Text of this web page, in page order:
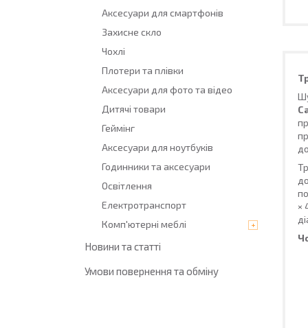
×
Аксесуари для смартфонів
Захисне скло
Чохлі
Плотери та плівки
Аксесуари для фото та відео
Дитячі товари
Геймінг
Аксесуари для ноутбуків
Годинники та аксесуари
Освітлення
Електротранспорт
Комп'ютерні меблі
Новини та статті
Умови повернення та обміну